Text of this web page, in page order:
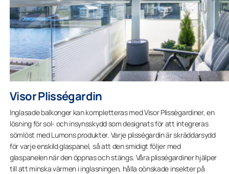
Visor Plisségardin
Inglasade balkonger kan kompletteras med Visor Plissègardiner, en
lösning för sol- och insynsskydd som designats för att integreras
sömlöst med Lumons produkter. Varje plisségardin är skräddarsydd
för varje enskild glaspanel, så att den smidigt följer med
glaspanelen när den öppnas och stängs. Våra plisségardiner hjälper
till att minska värmen i inglasningen, hålla oönskade insekter på